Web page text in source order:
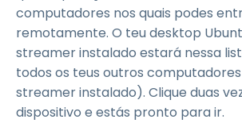
computadores nos quais podes
remotamente. O teu desktop
streamer instalado estará nessa
todos os teus outros
streamer instalado). Clique duas
dispositivo e estás pronto para ir.